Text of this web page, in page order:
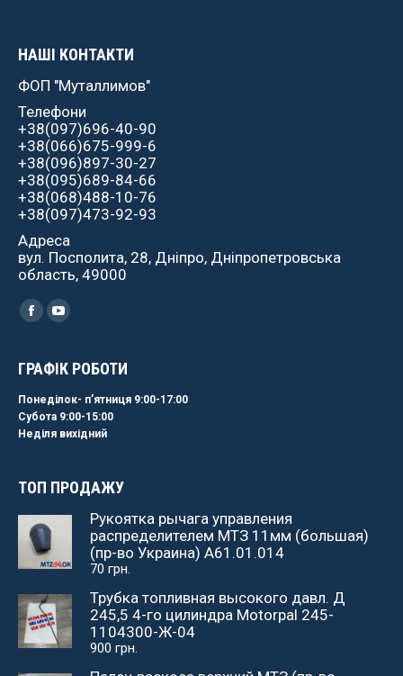
НАШІ КОНТАКТИ
ФОП "Муталлимов"
Телефони
+38(097)696-40-90
+38(066)675-999-6
+38(096)897-30-27
+38(095)689-84-66
+38(068)488-10-76
+38(097)473-92-93
Адреса
вул. Посполита, 28, Дніпро, Дніпропетровська
область, 49000
Найдите нас:
Facebook
YouTube
ГРАФІК РОБОТИ
Понеділок- пʼятниця 9:00-17:00
Субота 9:00-15:00
Неділя вихідний
ТОП ПРОДАЖУ
Рукоятка рычага управления
распределителем МТЗ 11мм (большая)
(пр-во Украина) А61.01.014
70 грн.
Трубка топливная высокого давл. Д
245,5 4-го цилиндра Motorpal 245-
1104300-Ж-04
900 грн.